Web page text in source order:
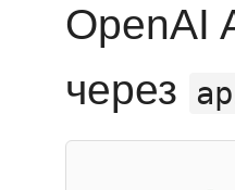
OpenAI
через